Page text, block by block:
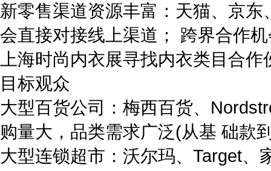
新零售渠道资源丰富：天猫、京
会直接对接线上渠道； 跨界合作
上海时尚内衣展寻找内衣类目合作
目标观众
大型百货公司：梅西百货、
购量大，品类需求广泛(从基 础款
大型连锁超市：沃尔玛、Target